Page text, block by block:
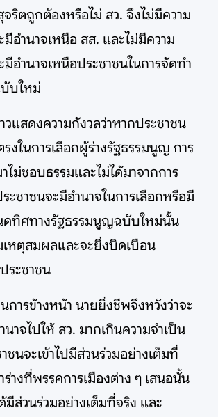
ริตถูกต้องหรือไม่ สว. จึงไม่มีความ
อำนาจเหนือ สส. และไม่มีความ
อำนาจเหนือประชาชนในการจัดทำ
บใหม่
แสดงความกังวลว่าหากประชาชน
งในการเลือกผู้ร่างรัฐธรรมนูญ การ
ไม่ชอบธรรมและไม่ได้มาจากการ
ะชาชนจะมีอำนาจในการเลือกหรือมี
ดทิศทางรัฐธรรมนูญฉบับใหม่นั้น
เหตุสมผลและจะยิ่งบิดเบือน
ระชาชน
การข้างหน้า นายยิ่งชีพจึงหวังว่าจะ
นาจไปให้ สว. มากเกินความจำเป็น
ชนจะเข้าไปมีส่วนร่วมอย่างเต็มที่
างที่พรรคการเมืองต่าง ๆ เสนอนั้น
มีส่วนร่วมอย่างเต็มที่จริง และ